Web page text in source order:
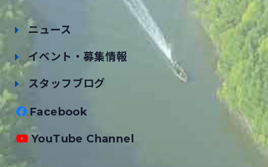
ニュース
イベント・募集情報
スタッフブログ
Facebook
YouTube Channel